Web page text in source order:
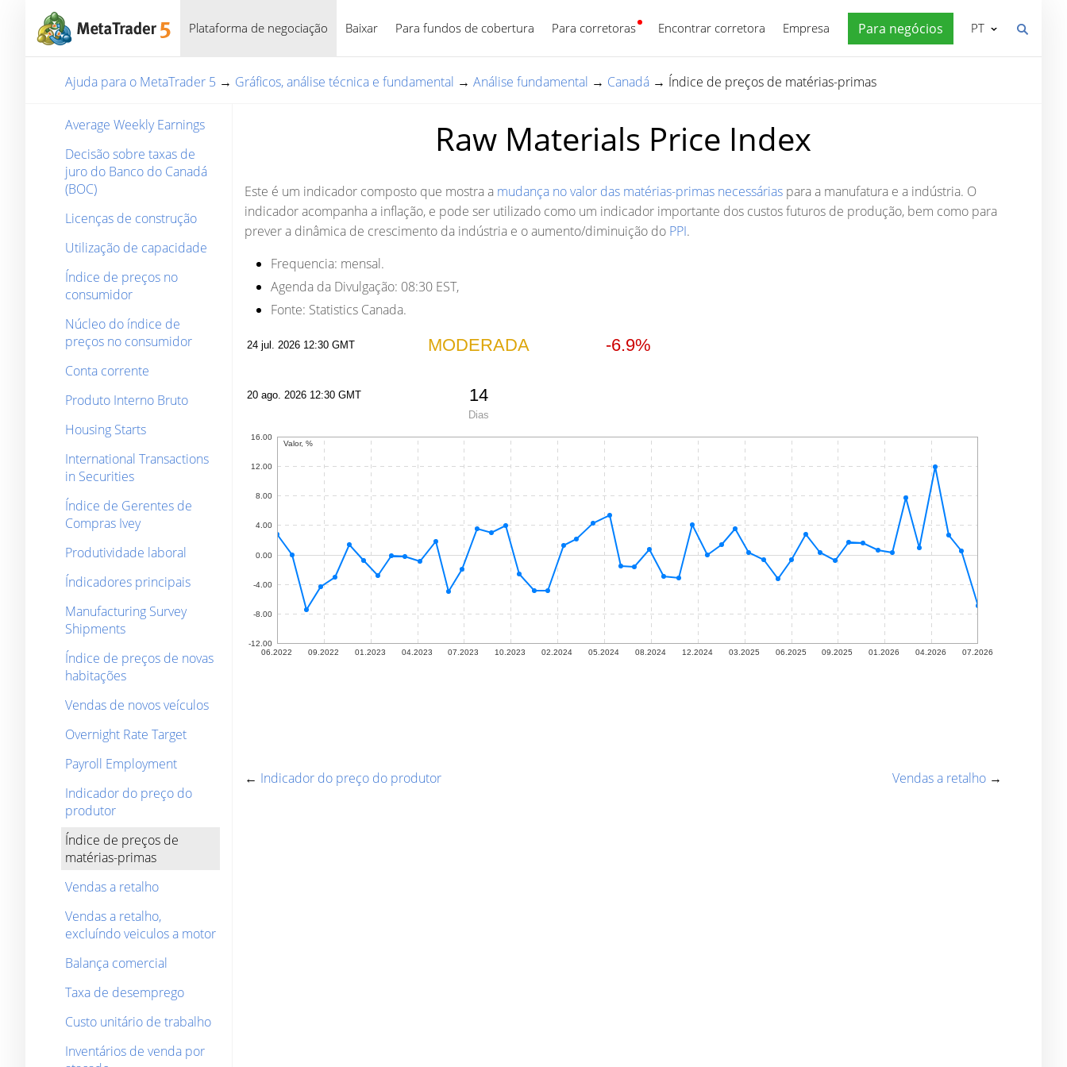
Plataforma de negociação Baixar Para fundos de cobertura Para corretoras Encontrar corretora Empresa Para negócios
Português PT
Ajuda para o MetaTrader 5 → Gráficos, análise técnica e fundamental → Análise fundamental → Canadá → Índice de preços de matérias-primas
Average Weekly Earnings
Decisão sobre taxas de
juro do Banco do Canadá
(BOC)
Licenças de construção
Utilização de capacidade
Índice de preços no
consumidor
Núcleo do índice de
preços no consumidor
Conta corrente
Produto Interno Bruto
Housing Starts
International Transactions
in Securities
Índice de Gerentes de
Compras Ivey
Produtividade laboral
Índicadores principais
Manufacturing Survey
Shipments
Índice de preços de novas
habitações
Vendas de novos veículos
Overnight Rate Target
Payroll Employment
Indicador do preço do
produtor
Índice de preços de
matérias-primas
Vendas a retalho
Vendas a retalho,
excluíndo veiculos a motor
Balança comercial
Taxa de desemprego
Custo unitário de trabalho
Inventários de venda por
Raw Materials Price Index
Este é um indicador composto que mostra a mudança no valor das matérias-primas necessárias para a manufatura e a indústria. O
indicador acompanha a inflação, e pode ser utilizado como um indicador importante dos custos futuros de produção, bem como para
prever a dinâmica de crescimento da indústria e o aumento/diminuição do PPI.
Frequencia: mensal.
Agenda da Divulgação: 08:30 EST,
Fonte: Statistics Canada.
← Indicador do preço do produtor Vendas a retalho →